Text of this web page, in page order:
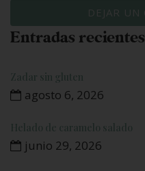
Entradas recientes
Zadar sin gluten
agosto 6, 2026
Helado de caramelo salado
junio 29, 2026